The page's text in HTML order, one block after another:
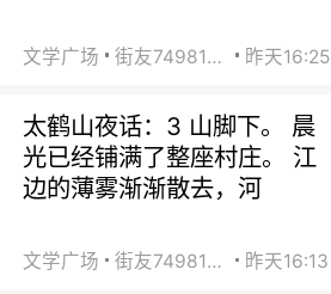
文学广场 街友74981146 昨天16:25
太鹤山夜话：3 山脚下。 晨
光已经铺满了整座村庄。 江
边的薄雾渐渐散去，河
文学广场 街友74981146 昨天16:13